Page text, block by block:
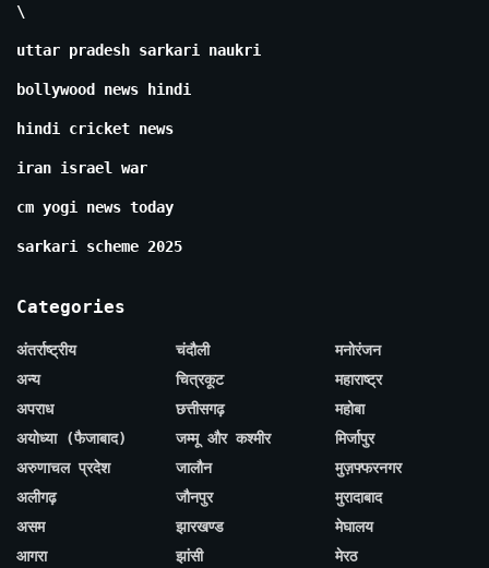
\
uttar pradesh sarkari naukri
bollywood news hindi
hindi cricket news
iran israel war
cm yogi news today
sarkari scheme 2025
Categories
अंतर्राष्ट्रीय
अन्य
अपराध
अयोध्या (फैजाबाद)
अरुणाचल प्रदेश
अलीगढ़
असम
आगरा
चंदौली
चित्रकूट
छत्तीसगढ़
जम्मू और कश्मीर
जालौन
जौनपुर
झारखण्ड
झांसी
मनोरंजन
महाराष्ट्र
महोबा
मिर्जापुर
मुज़फ्फरनगर
मुरादाबाद
मेघालय
मेरठ